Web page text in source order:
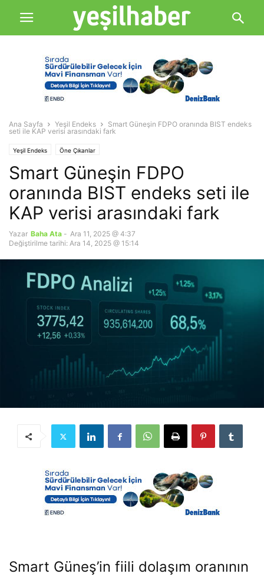
Ana Sayfa Yeşil Endeks
Smart Güneşin FDPO oranında BIST endeks
seti ile KAP verisi arasındaki fark
Yeşil Endeks Öne Çıkanlar
Smart Güneşin FDPO
oranında BIST endeks seti ile
KAP verisi arasındaki fark
Yazar Baha Ata - Ara 11, 2025 @ 4:37
Değiştirilme tarihi: Ara 14, 2025 @ 15:14
Smart Güneş’in fiili dolaşım oranının